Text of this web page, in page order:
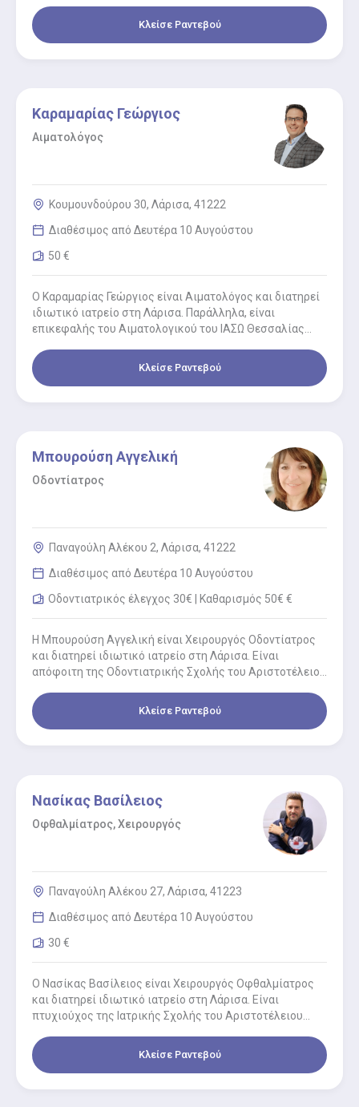
Κλείσε Ραντεβού
Καραμαρίας Γεώργιος
Αιματολόγος
Κουμουνδούρου 30, Λάρισα, 41222
Διαθέσιμος από Δευτέρα 10 Αυγούστου
50 €
Ο Καραμαρίας Γεώργιος είναι Αιματολόγος και διατηρεί
ιδιωτικό ιατρείο στη Λάρισα. Παράλληλα, είναι
επικεφαλής του Αιματολογικού του ΙΑΣΩ Θεσσαλίας
Κλείσε Ραντεβού
Μπουρούση Αγγελική
Οδοντίατρος
Παναγούλη Αλέκου 2, Λάρισα, 41222
Διαθέσιμος από Δευτέρα 10 Αυγούστου
Οδοντιατρικός έλεγχος 30€ | Καθαρισμός 50€ €
Η Μπουρούση Αγγελική είναι Χειρουργός Οδοντίατρος
και διατηρεί ιδιωτικό ιατρείο στη Λάρισα. Είναι
απόφοιτη της Οδοντιατρικής Σχολής του Αριστοτέλειου
Αισθητικής…
Κλείσε Ραντεβού
Νασίκας Βασίλειος
Οφθαλμίατρος, Χειρουργός
Παναγούλη Αλέκου 27, Λάρισα, 41223
Διαθέσιμος από Δευτέρα 10 Αυγούστου
30 €
Ο Νασίκας Βασίλειος είναι Χειρουργός Οφθαλμίατρος
και διατηρεί ιδιωτικό ιατρείο στη Λάρισα. Είναι
πτυχιούχος της Ιατρικής Σχολής του Αριστοτέλειου
Μεταπτυχιακού τίτλου…
Κλείσε Ραντεβού